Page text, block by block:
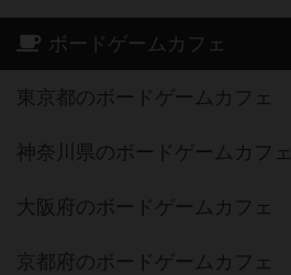
ボードゲームカフェ
東京都のボードゲームカフェ
神奈川県のボードゲームカフェ
大阪府のボードゲームカフェ
京都府のボードゲームカフェ